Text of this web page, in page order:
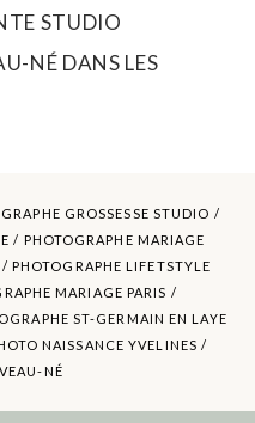
STUDIO
NÉ DANS LES
GROSSESSE STUDIO /
/ PHOTOGRAPHE MARIAGE
PHOTOGRAPHE LIFETSTYLE
MARIAGE PARIS /
ST-GERMAIN EN LAYE
NAISSANCE YVELINES /
NÉ